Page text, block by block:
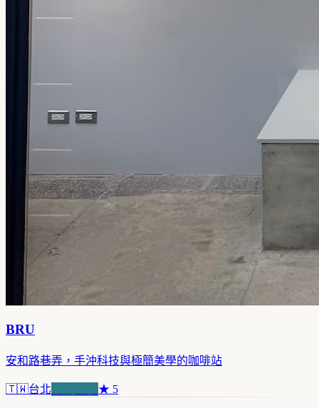
BRU
安和路巷弄，手沖科技與極簡美學的咖啡站
🇹🇼台北 ★ 5